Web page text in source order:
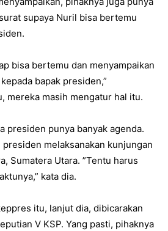
supaya Nuril bisa bertemu
bisa bertemu dan menyampaikan
bapak presiden,”
mereka masih mengatur hal itu.
presiden punya banyak agenda.
melaksanakan kunjungan
Sumatera Utara. ”Tentu harus
kata dia.
itu, lanjut dia, dibicarakan
V KSP. Yang pasti, pihaknya